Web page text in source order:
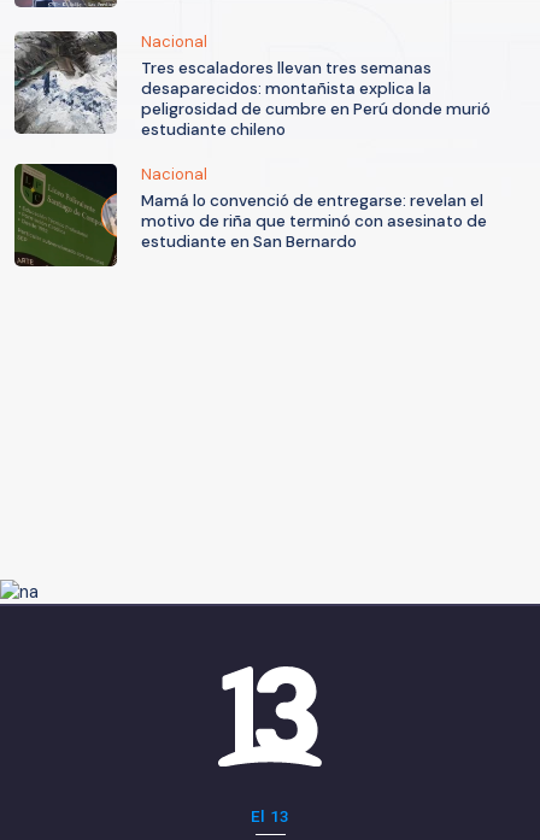
Nacional
Tres escaladores llevan tres semanas
desaparecidos: montañista explica la
peligrosidad de cumbre en Perú donde murió
estudiante chileno
Nacional
Mamá lo convenció de entregarse: revelan el
motivo de riña que terminó con asesinato de
estudiante en San Bernardo
El 13